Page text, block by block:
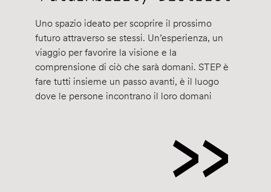
Uno spazio ideato per scoprire il prossimo
futuro attraverso se stessi. Un’esperienza, un
viaggio per favorire la visione e la
comprensione di ciò che sarà domani. STEP è
fare tutti insieme un passo avanti, è il luogo
dove le persone incontrano il loro domani